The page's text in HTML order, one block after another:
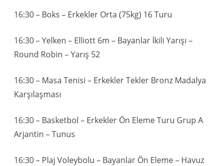
16:30 – Boks – Erkekler Orta (75kg) 16 Turu
16:30 – Yelken – Elliott 6m – Bayanlar İkili Yarışı –
Round Robin – Yarış 52
16:30 – Masa Tenisi – Erkekler Tekler Bronz Madalya
Karşılaşması
16:30 – Basketbol – Erkekler Ön Eleme Turu Grup A
Arjantin – Tunus
16:30 – Plaj Voleybolu – Bayanlar Ön Eleme – Havuz